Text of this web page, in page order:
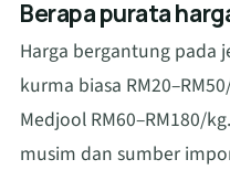
Berapa purata
Harga bergantung pada
kurma biasa
Medjool RM60–RM180/
musim dan sumber